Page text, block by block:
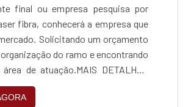
final ou empresa pesquisa por
fibra, conhecerá a empresa que
Solicitando um orçamento
do ramo e encontrando
de atuação.MAIS DETALHES
SOBRE MÁQUINA LASER
está à procura de máquina laser